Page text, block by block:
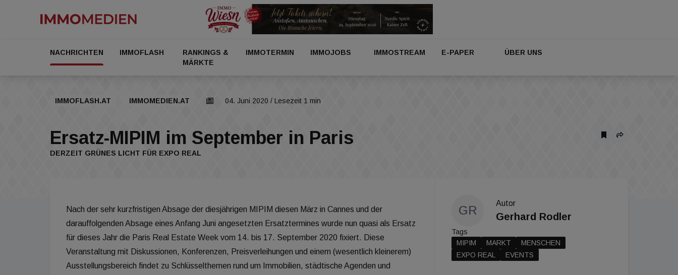
NACHRICHTEN IMMOFLASH
RANKINGS &
MÄRKTE
IMMOTERMIN IMMOJOBS IMMOSTREAM E-PAPER ÜBER UNS
IMMOFLASH.AT IMMOMEDIEN.AT 04. Juni 2020 / Lesezeit 1 min
Ersatz-MIPIM im September in Paris
DERZEIT GRÜNES LICHT FÜR EXPO REAL
Nach der sehr kurzfristigen Absage der diesjährigen MIPIM diesen März in Cannes und der
darauffolgenden Absage eines Anfang Juni angesetzten Ersatztermines wurde nun quasi als Ersatz
für dieses Jahr die Paris Real Estate Week vom 14. bis 17. September 2020 fixiert. Diese
Veranstaltung mit Diskussionen, Konferenzen, Preisverleihungen und einem (wesentlich kleinerem)
Ausstellungsbereich findet zu Schlüsselthemen rund um Immobilien, städtische Agenden und
GR
Autor
Gerhard Rodler
Tags
MIPIM
MARKT
MENSCHEN
EXPO REAL
EVENTS